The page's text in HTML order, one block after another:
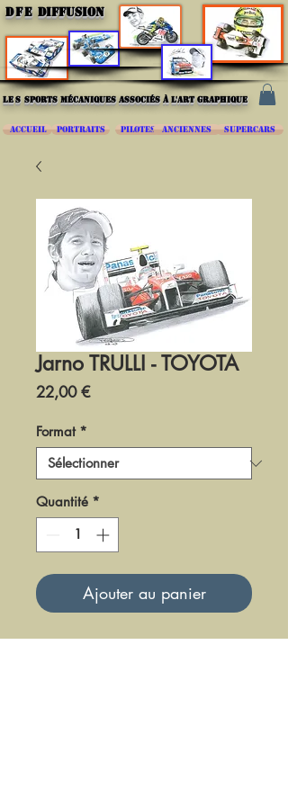
DFE DIFFUSION
les sports mécaniques associés à l'art graphique
ACCUEIL PORTRAITS PILOTES ANCIENNES SUPERCARS
Jarno TRULLI - TOYOTA
22,00 €Prix
Format *
Quantité *
Ajouter au panier
DF0809